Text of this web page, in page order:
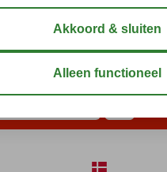
BEL NU ONS CONTACT
023 751 06 06
NIEUWSBRIEF